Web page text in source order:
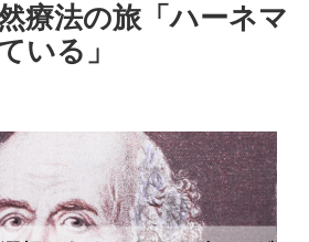
療法の旅「ハーネマ
いる」